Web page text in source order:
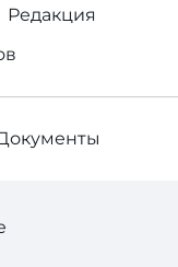
Редакция